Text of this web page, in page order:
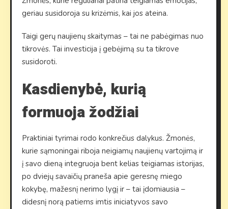
geriau susidoroja su krizėmis, kai jos ateina.
Taigi gerų naujienų skaitymas – tai ne pabėgimas nuo
tikrovės. Tai investicija į gebėjimą su ta tikrove
susidoroti.
Kasdienybė, kurią
formuoja žodžiai
Praktiniai tyrimai rodo konkrečius dalykus. Žmonės,
kurie sąmoningai riboja neigiamų naujienų vartojimą ir
į savo dieną integruoja bent kelias teigiamas istorijas,
po dviejų savaičių praneša apie geresnę miego
kokybę, mažesnį nerimo lygį ir – tai įdomiausia –
didesnį norą patiems imtis iniciatyvos savo